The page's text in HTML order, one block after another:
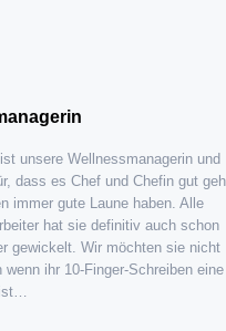
unsere Wellnessmanagerin und
dass es Chef und Chefin gut
immer gute Laune haben. Alle
hat sie definitiv auch schon
gewickelt. Wir möchten sie nicht
wenn ihr 10-Finger-Schreiben eine